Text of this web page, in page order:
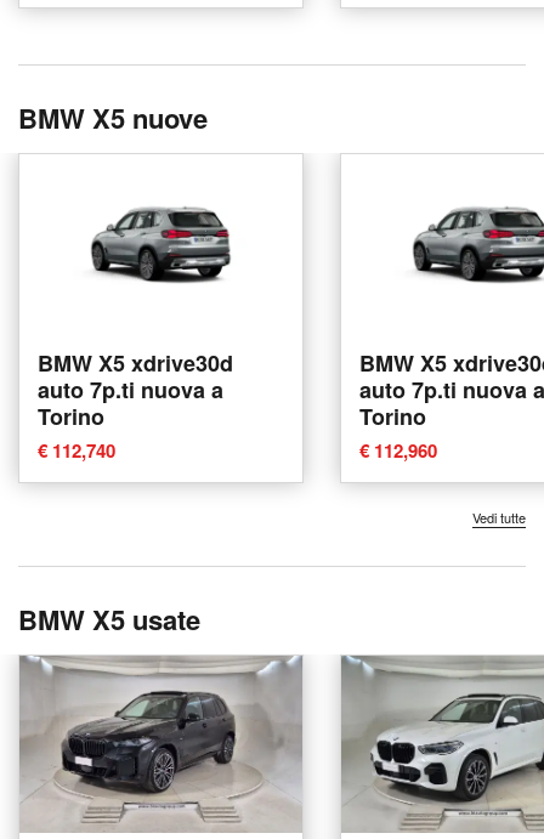
BMW X5 nuove
BMW X5 xdrive30d
auto 7p.ti nuova a
Torino
€ 112,740
BMW X5
auto 7p.ti nuova a
Torino
€ 112,960
Vedi tutte
BMW X5 usate